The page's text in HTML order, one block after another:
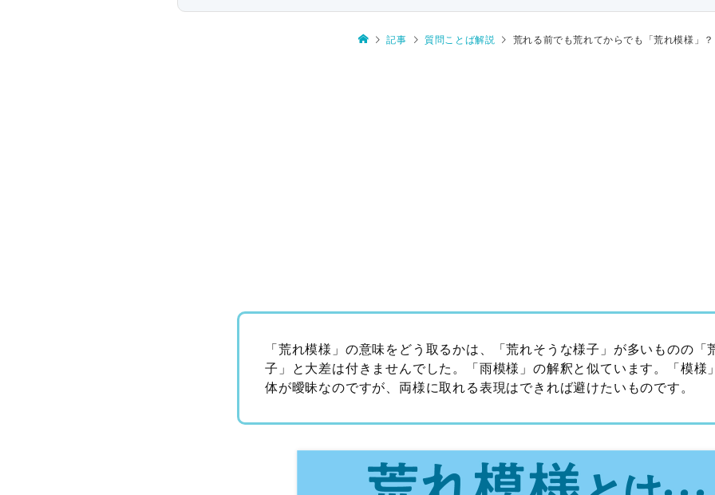
記事 質問ことば解説 荒れる前でも荒れてからでも「荒れ模様」？
「荒れ模様」の意味をどう取るかは、「荒れそうな様子」が多いものの「
子」と大差は付きませんでした。「雨模様」の解釈と似ています。「模様
体が曖昧なのですが、両様に取れる表現はできれば避けたいものです。